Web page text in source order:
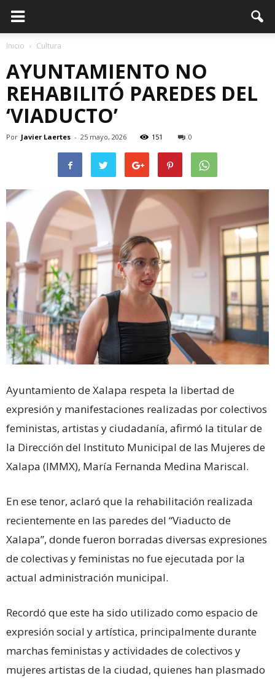
Inicio Cultura
AYUNTAMIENTO NO
REHABILITÓ PAREDES DEL
‘VIADUCTO’
Por Javier Laertes - 25 mayo, 2026 151 0
Ayuntamiento de Xalapa respeta la libertad de
expresión y manifestaciones realizadas por colectivos
feministas, artistas y ciudadanía, afirmó la titular de
la Dirección del Instituto Municipal de las Mujeres de
Xalapa (IMMX), María Fernanda Medina Mariscal.
En ese tenor, aclaró que la rehabilitación realizada
recientemente en las paredes del “Viaducto de
Xalapa”, donde fueron borradas diversas expresiones
de colectivas y feministas no fue ejecutada por la
actual administración municipal.
Recordó que este ha sido utilizado como espacio de
expresión social y artística, principalmente durante
marchas feministas y actividades de colectivos y
mujeres artistas de la ciudad, quienes han plasmado